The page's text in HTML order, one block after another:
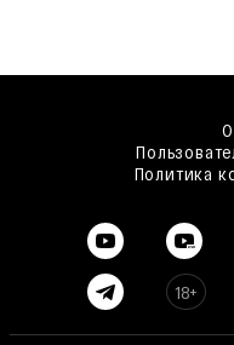
Политика
18+